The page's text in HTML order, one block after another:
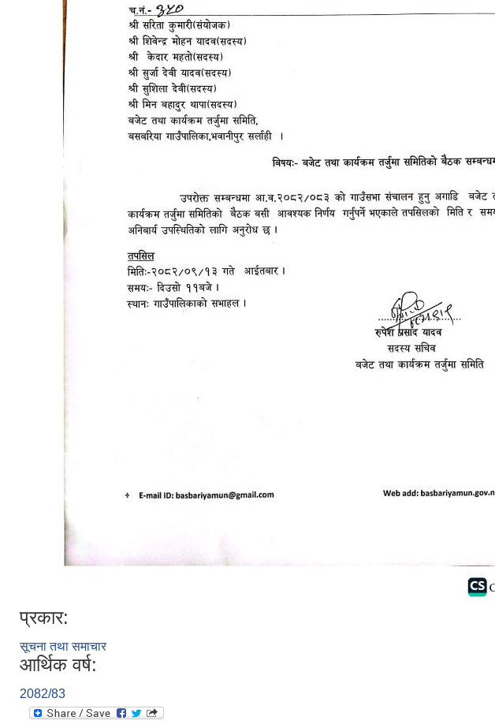
प्रकार:
सूचना तथा समाचार
आर्थिक वर्ष:
2082/83